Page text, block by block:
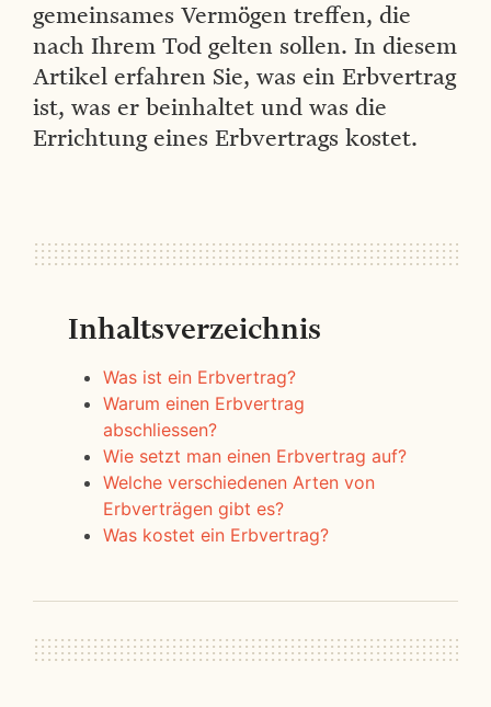
gemeinsames Vermögen treffen, die
nach Ihrem Tod gelten sollen. In diesem
Artikel erfahren Sie, was ein Erbvertrag
ist, was er beinhaltet und was die
Errichtung eines Erbvertrags kostet.
Inhaltsverzeichnis
Was ist ein Erbvertrag?
Warum einen Erbvertrag
abschliessen?
Wie setzt man einen Erbvertrag auf?
Welche verschiedenen Arten von
Erbverträgen gibt es?
Was kostet ein Erbvertrag?